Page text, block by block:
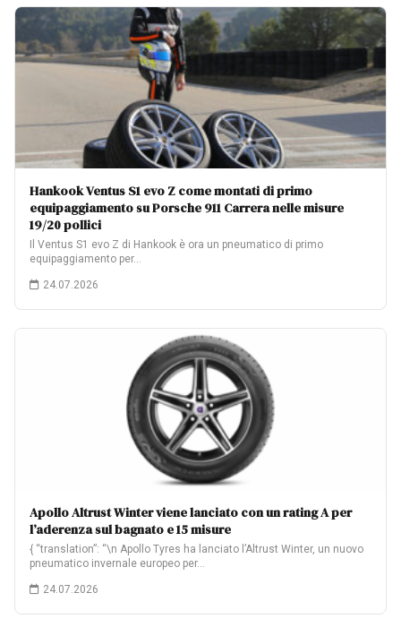
Hankook Ventus S1 evo Z come montati di primo
equipaggiamento su Porsche 911 Carrera nelle misure
19/20 pollici
Il Ventus S1 evo Z di Hankook è ora un pneumatico di primo
equipaggiamento per…
24.07.2026
Apollo Altrust Winter viene lanciato con un rating A per
l’aderenza sul bagnato e 15 misure
{ “translation”: “\n Apollo Tyres ha lanciato l’Altrust Winter, un nuovo
pneumatico invernale europeo per…
24.07.2026